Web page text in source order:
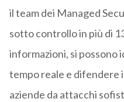
il team dei Managed
sotto controllo in più di
informazioni, si possono
tempo reale e difendere
aziende da attacchi